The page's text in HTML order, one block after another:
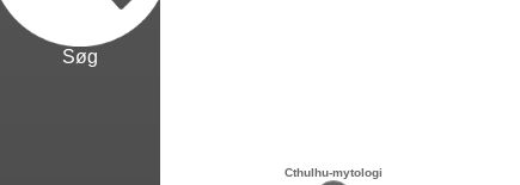
Søg
Cthulhu-mytologi